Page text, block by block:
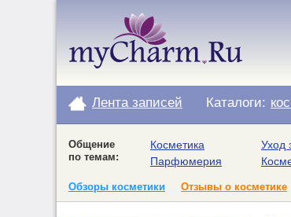
Лента записей Каталоги:
Общение
по темам:
Косметика
Парфюмерия
Уход
Обзоры косметики Отзывы о косметике